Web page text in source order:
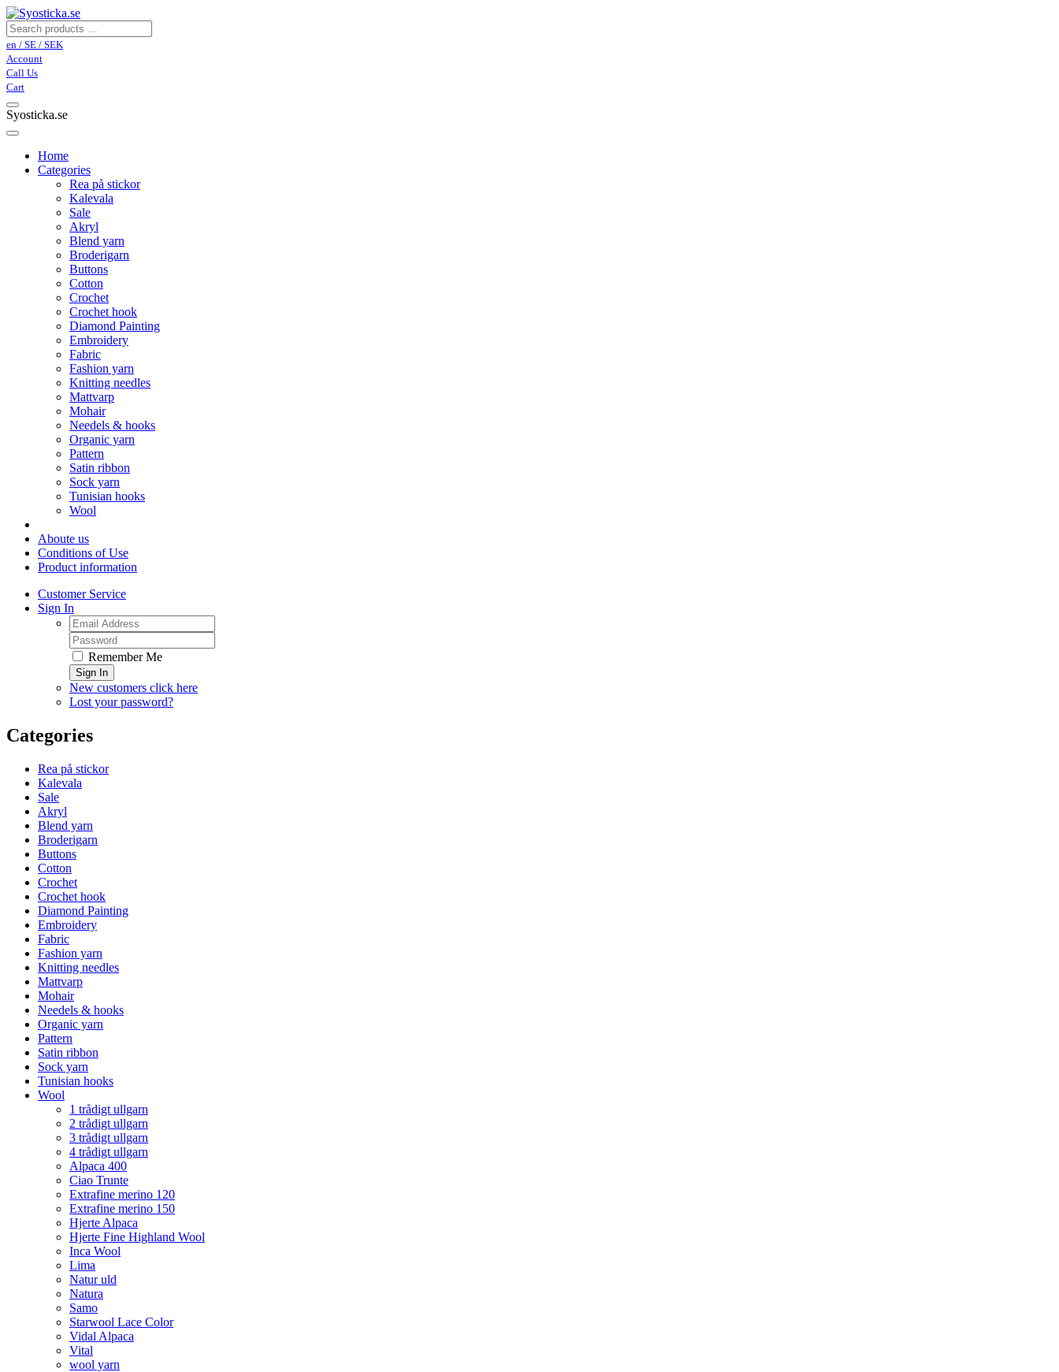
en / SE / SEK
Account
Call Us
Cart
Syosticka.se
Home
Categories
Rea på stickor
Kalevala
Sale
Akryl
Blend yarn
Broderigarn
Buttons
Cotton
Crochet
Crochet hook
Diamond Painting
Embroidery
Fabric
Fashion yarn
Knitting needles
Mattvarp
Mohair
Needels & hooks
Organic yarn
Pattern
Satin ribbon
Sock yarn
Tunisian hooks
Wool
Aboute us
Conditions of Use
Product information
Customer Service
Sign In
Remember Me
Sign In
New customers click here
Lost your password?
Categories
Rea på stickor
Kalevala
Sale
Akryl
Blend yarn
Broderigarn
Buttons
Cotton
Crochet
Crochet hook
Diamond Painting
Embroidery
Fabric
Fashion yarn
Knitting needles
Mattvarp
Mohair
Needels & hooks
Organic yarn
Pattern
Satin ribbon
Sock yarn
Tunisian hooks
Wool
1 trådigt ullgarn
2 trådigt ullgarn
3 trådigt ullgarn
4 trådigt ullgarn
Alpaca 400
Ciao Trunte
Extrafine merino 120
Extrafine merino 150
Hjerte Alpaca
Hjerte Fine Highland Wool
Inca Wool
Lima
Natur uld
Natura
Samo
Starwool Lace Color
Vidal Alpaca
Vital
wool yarn